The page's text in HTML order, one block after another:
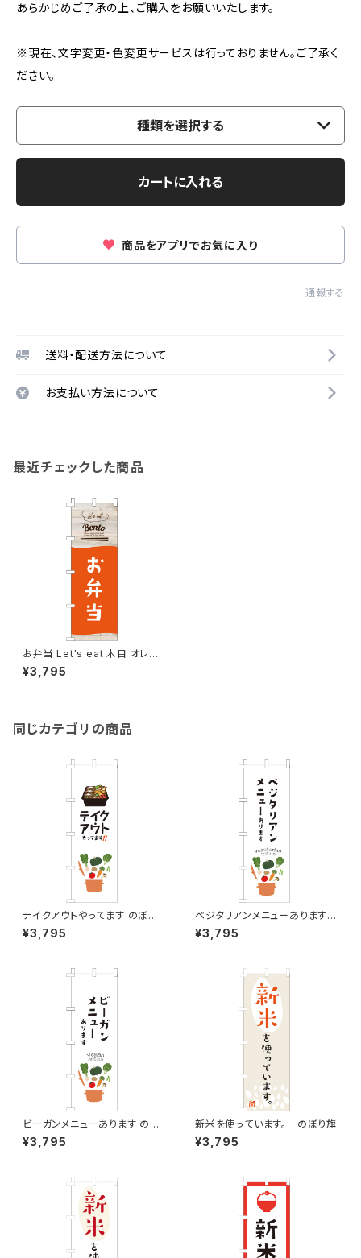
あらかじめご了承の上、ご購入をお願いいたします。
※現在、文字変更・色変更サービスは行っておりません。ご了承く
ださい。
種類を選択する
カートに入れる
商品をアプリでお気に入り
通報する
送料・配送方法について
お支払い方法について
最近チェックした商品
お弁当 Let's eat 木目 オレン
ジ のぼり旗
¥3,795
同じカテゴリの商品
テイクアウトやってます のぼり
旗
¥3,795
ベジタリアンメニューあります
のぼり旗
¥3,795
ビーガンメニューあります のぼ
り旗
¥3,795
新米を使っています。 のぼり旗
¥3,795